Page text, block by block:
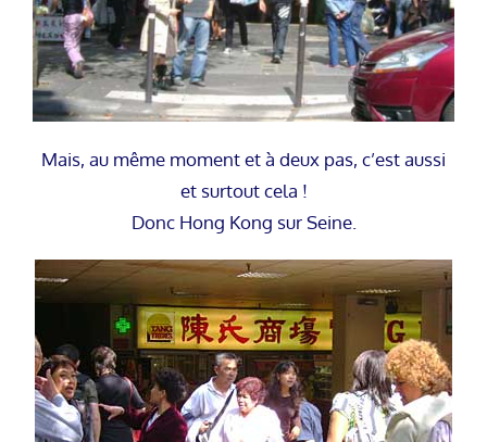
Mais, au même moment et à deux pas, c’est aussi
et surtout cela !
Donc Hong Kong sur Seine.